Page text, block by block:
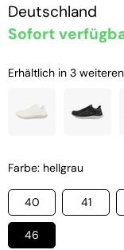
Deutschland
Sofort
Erhältlich in 3
Farbe: hellgrau
40 41
46